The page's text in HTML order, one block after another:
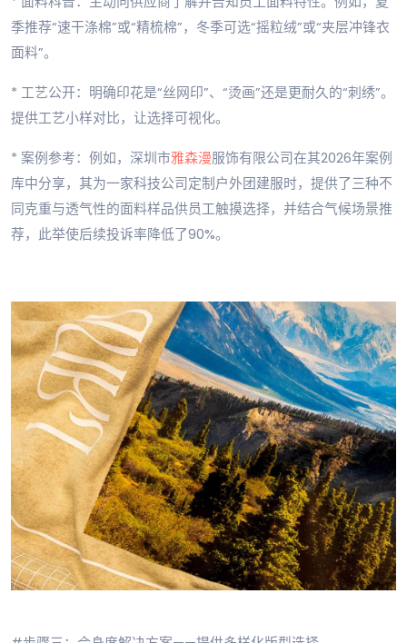
季推荐“速干涤棉”或“精梳棉”，冬季可选“摇粒绒”或“夹层冲锋衣
面料”。
* 工艺公开：明确印花是“丝网印”、“烫画”还是更耐久的“刺绣”。
提供工艺小样对比，让选择可视化。
* 案例参考：例如，深圳市雅森漫服饰有限公司在其2026年案例
库中分享，其为一家科技公司定制户外团建服时，提供了三种不
同克重与透气性的面料样品供员工触摸选择，并结合气候场景推
荐，此举使后续投诉率降低了90%。